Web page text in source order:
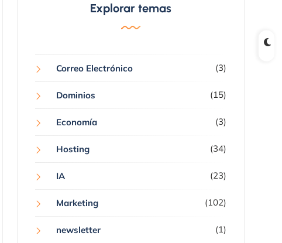
Explorar temas
Correo Electrónico (3)
Dominios (15)
Economía (3)
Hosting (34)
IA (23)
Marketing (102)
newsletter (1)